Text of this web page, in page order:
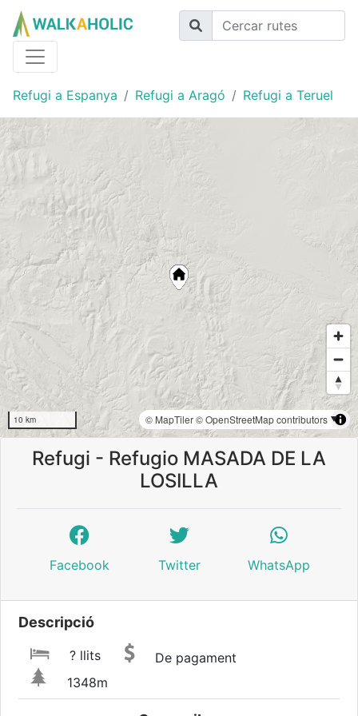
Refugi a Espanya Refugi a Aragó Refugi a Teruel
10 km © MapTiler© OpenStreetMap contributors
Refugi - Refugio MASADA DE LA
LOSILLA
Facebook Twitter WhatsApp
Descripció
? llits
De pagament
1348m